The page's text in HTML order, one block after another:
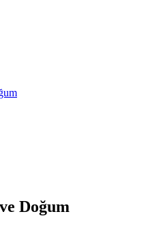
Doğum